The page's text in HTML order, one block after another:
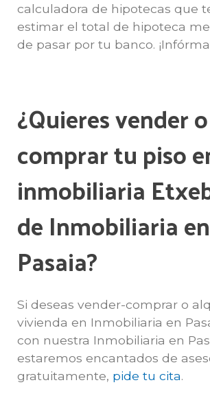
calculadora de hipotecas que
estimar el total de hipoteca
de pasar por tu banco.
¿Quieres vender o
comprar tu piso
inmobiliaria
de Inmobiliaria en
Pasaia?
Si deseas vender-comprar o
vivienda en Inmobiliaria en
con nuestra Inmobiliaria en
estaremos encantados de
gratuitamente, pide tu cita.